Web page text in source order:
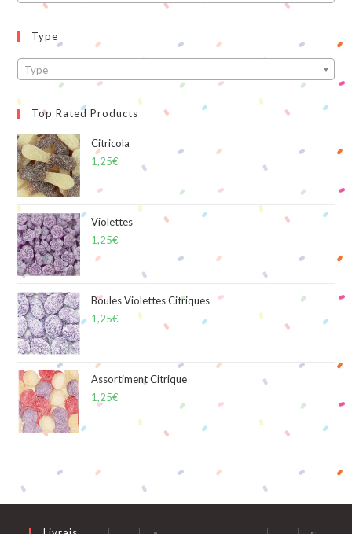
Type
Type
Top Rated Products
Citricola
1,25€
Violettes
1,25€
Boules Violettes Citriques
1,25€
Assortiment Citrique
1,25€